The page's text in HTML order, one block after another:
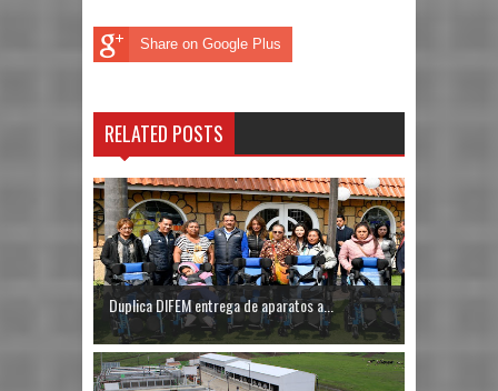
Share on Google Plus
RELATED POSTS
Duplica DIFEM entrega de aparatos a...